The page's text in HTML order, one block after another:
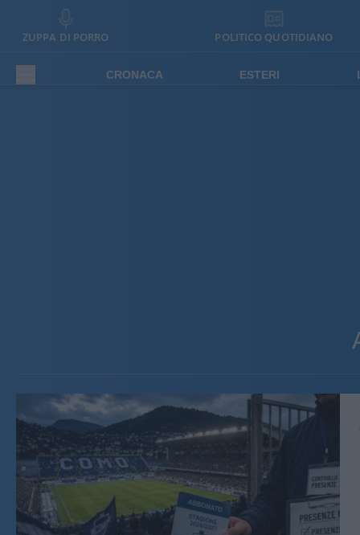
ZUPPA DI PORRO POLITICO QUOTIDIANO
CRONACA ESTERI